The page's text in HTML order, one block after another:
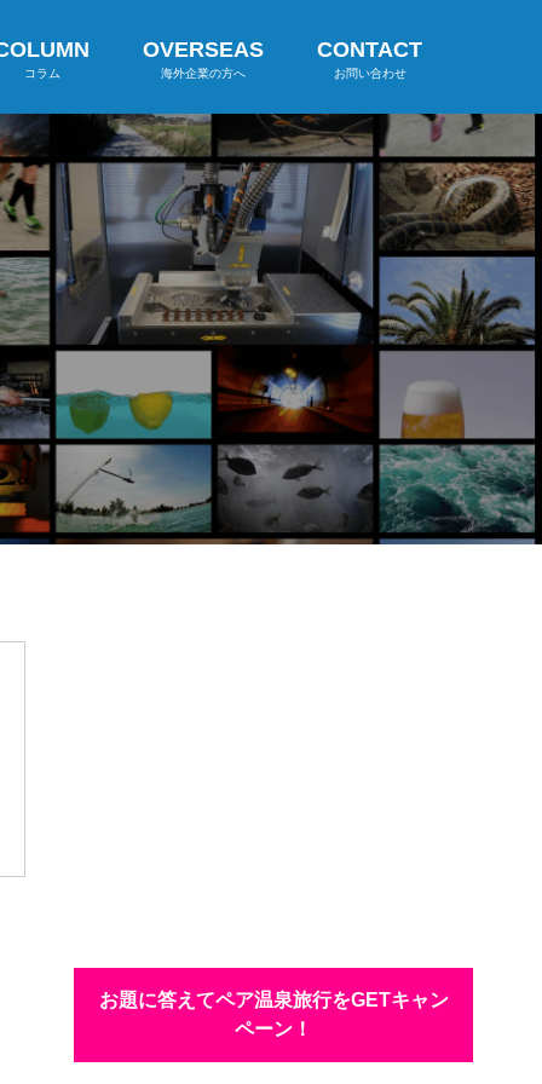
コラム
OVERSEAS
海外企業の方へ
CONTACT
お問い合わせ
お題に答えてペア温泉旅行をGETキャン
ペーン！